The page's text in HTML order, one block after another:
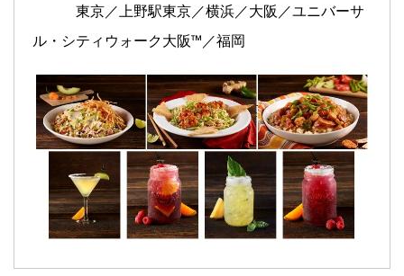
東京／上野駅東京／横浜／大阪／ユニバーサ
ル・シティウォーク大阪™／福岡